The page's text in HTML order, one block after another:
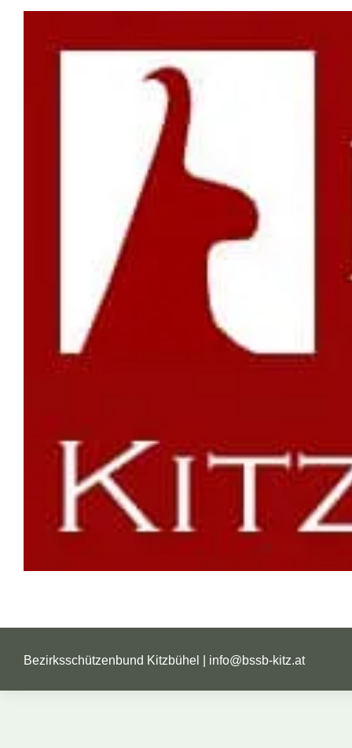
Bezirksschützenbund Kitzbühel | info@bssb-kitz.at